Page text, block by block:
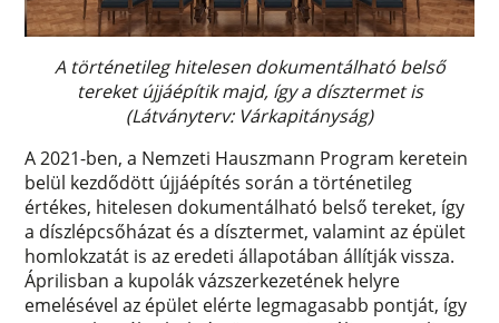
A történetileg hitelesen dokumentálható belső
tereket újjáépítik majd, így a dísztermet is
(Látványterv: Várkapitányság)
A 2021-ben, a Nemzeti Hauszmann Program keretein
belül kezdődött újjáépítés során a történetileg
értékes, hitelesen dokumentálható belső tereket, így
a díszlépcsőházat és a dísztermet, valamint az épület
homlokzatát is az eredeti állapotában állítják vissza.
Áprilisban a kupolák vázszerkezetének helyre
emelésével az épület elérte legmagasabb pontját, így